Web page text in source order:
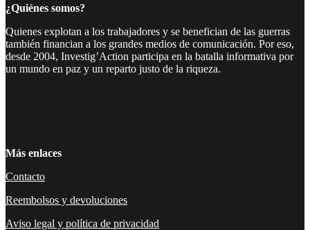
¿Quiénes somos?
Quienes explotan a los trabajadores y se benefician de las guerras
también financian a los grandes medios de comunicación. Por eso,
desde 2004, Investig’Action participa en la batalla informativa por
un mundo en paz y un reparto justo de la riqueza.
Más enlaces
Contacto
Reembolsos y devoluciones
Aviso legal y política de privacidad